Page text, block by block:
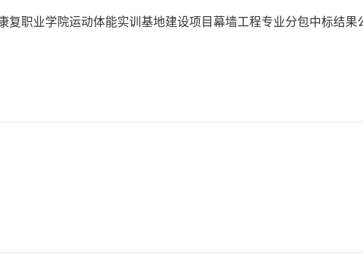
复职业学院运动体能实训基地建设项目幕墙工程专业分包中标结果